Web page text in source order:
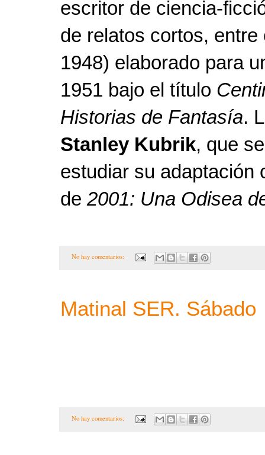
escritor de ciencia-
de relatos cortos,
1948) elaborado para
1951 bajo el título
Historias de Fantasía.
Stanley Kubrik, que
estudiar su adaptación
de 2001: Una Odisea
No hay comentarios:
Matinal SER. Sábado
No hay comentarios: